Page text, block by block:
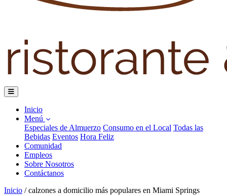
Inicio
Menú
Especiales de Almuerzo Consumo en el Local Todas las
Bebidas Eventos Hora Feliz
Comunidad
Empleos
Sobre Nosotros
Contáctanos
Inicio / calzones a domicilio más populares en Miami Springs